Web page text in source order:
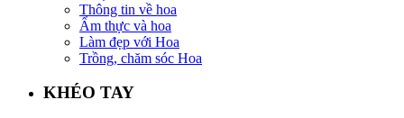
Thông tin về hoa
Ẩm thực và hoa
Làm đẹp với Hoa
Trồng, chăm sóc Hoa
KHÉO TAY